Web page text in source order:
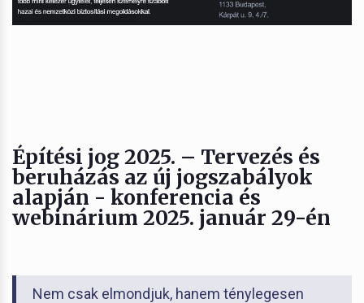
Építési jog 2025. – Tervezés és
beruházás az új jogszabályok
alapján - konferencia és
webinárium 2025. január 29-én
Nem csak elmondjuk, hanem ténylegesen